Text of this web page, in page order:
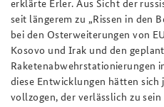
erklärte Erler. Aus Sicht der
seit längerem zu „Rissen in den
bei den Osterweiterungen von
Kosovo und Irak und den
Raketenabwehrstationierungen
diese Entwicklungen hätten sich
vollzogen, der verlässlich zu sein